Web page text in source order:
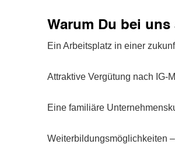
Warum Du bei
Ein Arbeitsplatz in einer
Attraktive Vergütung nach IG-
Eine familiäre
Weiterbildungsmöglichkeiten